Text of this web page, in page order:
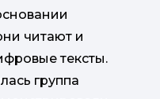
читают и
тексты.
группа